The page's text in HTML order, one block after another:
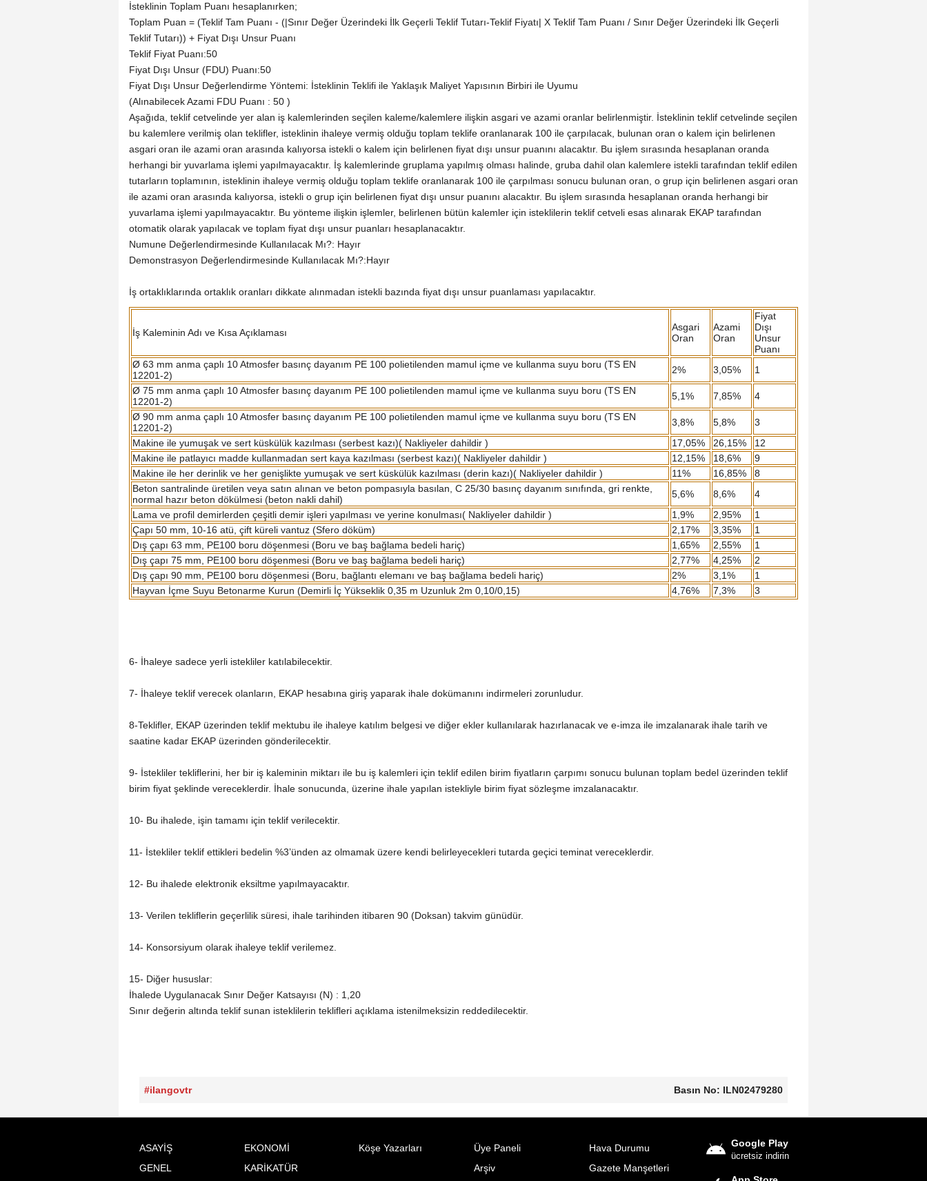
İsteklinin Toplam Puanı hesaplanırken;
Toplam Puan = (Teklif Tam Puanı - (|Sınır Değer Üzerindeki İlk Geçerli Teklif Tutarı-Teklif Fiyatı| X Teklif Tam Puanı / Sınır Değer Üzerindeki İlk Geçerli
Teklif Tutarı)) + Fiyat Dışı Unsur Puanı
Teklif Fiyat Puanı:50
Fiyat Dışı Unsur (FDU) Puanı:50
Fiyat Dışı Unsur Değerlendirme Yöntemi: İsteklinin Teklifi ile Yaklaşık Maliyet Yapısının Birbiri ile Uyumu
(Alınabilecek Azami FDU Puanı : 50 )
Aşağıda, teklif cetvelinde yer alan iş kalemlerinden seçilen kaleme/kalemlere ilişkin asgari ve azami oranlar belirlenmiştir. İsteklinin teklif cetvelinde seçilen
bu kalemlere verilmiş olan teklifler, isteklinin ihaleye vermiş olduğu toplam teklife oranlanarak 100 ile çarpılacak, bulunan oran o kalem için belirlenen
asgari oran ile azami oran arasında kalıyorsa istekli o kalem için belirlenen fiyat dışı unsur puanını alacaktır. Bu işlem sırasında hesaplanan oranda
herhangi bir yuvarlama işlemi yapılmayacaktır. İş kalemlerinde gruplama yapılmış olması halinde, gruba dahil olan kalemlere istekli tarafından teklif edilen
tutarların toplamının, isteklinin ihaleye vermiş olduğu toplam teklife oranlanarak 100 ile çarpılması sonucu bulunan oran, o grup için belirlenen asgari oran
ile azami oran arasında kalıyorsa, istekli o grup için belirlenen fiyat dışı unsur puanını alacaktır. Bu işlem sırasında hesaplanan oranda herhangi bir
yuvarlama işlemi yapılmayacaktır. Bu yönteme ilişkin işlemler, belirlenen bütün kalemler için isteklilerin teklif cetveli esas alınarak EKAP tarafından
otomatik olarak yapılacak ve toplam fiyat dışı unsur puanları hesaplanacaktır.
Numune Değerlendirmesinde Kullanılacak Mı?: Hayır
Demonstrasyon Değerlendirmesinde Kullanılacak Mı?:Hayır
İş ortaklıklarında ortaklık oranları dikkate alınmadan istekli bazında fiyat dışı unsur puanlaması yapılacaktır.
İş Kaleminin Adı ve Kısa Açıklaması
Asgari
Oran
Azami
Oran
Fiyat
Dışı
Unsur
Puanı
Ø 63 mm anma çaplı 10 Atmosfer basınç dayanım PE 100 polietilenden mamul içme ve kullanma suyu boru (TS EN
12201-2)
2% 3,05%
1
Ø 75 mm anma çaplı 10 Atmosfer basınç dayanım PE 100 polietilenden mamul içme ve kullanma suyu boru (TS EN
12201-2)
5,1% 7,85%
4
Ø 90 mm anma çaplı 10 Atmosfer basınç dayanım PE 100 polietilenden mamul içme ve kullanma suyu boru (TS EN
12201-2)
3,8% 5,8%
3
Makine ile yumuşak ve sert küskülük kazılması (serbest kazı)( Nakliyeler dahildir )
17,05% 26,15%
12
Makine ile patlayıcı madde kullanmadan sert kaya kazılması (serbest kazı)( Nakliyeler dahildir )
12,15% 18,6%
9
Makine ile her derinlik ve her genişlikte yumuşak ve sert küskülük kazılması (derin kazı)( Nakliyeler dahildir )
11% 16,85%
8
Beton santralinde üretilen veya satın alınan ve beton pompasıyla basılan, C 25/30 basınç dayanım sınıfında, gri renkte,
normal hazır beton dökülmesi (beton nakli dahil)
5,6% 8,6%
4
Lama ve profil demirlerden çeşitli demir işleri yapılması ve yerine konulması( Nakliyeler dahildir )
1,9% 2,95%
1
Çapı 50 mm, 10-16 atü, çift küreli vantuz (Sfero döküm)
2,17% 3,35%
1
Dış çapı 63 mm, PE100 boru döşenmesi (Boru ve baş bağlama bedeli hariç)
1,65% 2,55%
1
Dış çapı 75 mm, PE100 boru döşenmesi (Boru ve baş bağlama bedeli hariç)
2,77% 4,25%
2
Dış çapı 90 mm, PE100 boru döşenmesi (Boru, bağlantı elemanı ve baş bağlama bedeli hariç)
2% 3,1%
1
Hayvan İçme Suyu Betonarme Kurun (Demirli İç Yükseklik 0,35 m Uzunluk 2m 0,10/0,15)
4,76% 7,3% 3
6- İhaleye sadece yerli istekliler katılabilecektir.
7- İhaleye teklif verecek olanların, EKAP hesabına giriş yaparak ihale dokümanını indirmeleri zorunludur.
8-Teklifler, EKAP üzerinden teklif mektubu ile ihaleye katılım belgesi ve diğer ekler kullanılarak hazırlanacak ve e-imza ile imzalanarak ihale tarih ve
saatine kadar EKAP üzerinden gönderilecektir.
9- İstekliler tekliflerini, her bir iş kaleminin miktarı ile bu iş kalemleri için teklif edilen birim fiyatların çarpımı sonucu bulunan toplam bedel üzerinden teklif
birim fiyat şeklinde vereceklerdir. İhale sonucunda, üzerine ihale yapılan istekliyle birim fiyat sözleşme imzalanacaktır.
10- Bu ihalede, işin tamamı için teklif verilecektir.
11- İstekliler teklif ettikleri bedelin %3’ünden az olmamak üzere kendi belirleyecekleri tutarda geçici teminat vereceklerdir.
12- Bu ihalede elektronik eksiltme yapılmayacaktır.
13- Verilen tekliflerin geçerlilik süresi, ihale tarihinden itibaren 90 (Doksan) takvim günüdür.
14- Konsorsiyum olarak ihaleye teklif verilemez.
15- Diğer hususlar:
İhalede Uygulanacak Sınır Değer Katsayısı (N) : 1,20
Sınır değerin altında teklif sunan isteklilerin teklifleri açıklama istenilmeksizin reddedilecektir.
#ilangovtr Basın No: ILN02479280
ASAYİŞ
EKONOMİ
GENEL
KARİKATÜR
Köşe Yazarları
Üye Paneli
Arşiv
Hava Durumu
Gazete Manşetleri
Google Play
ücretsiz indirin